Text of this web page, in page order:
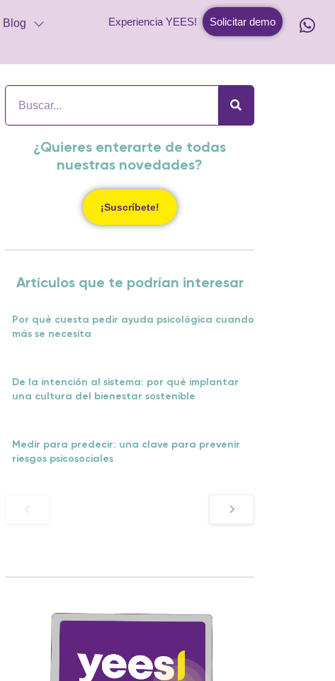
Blog Experiencia YEES! Solicitar demo
¿Quieres enterarte de todas
nuestras novedades?
¡Suscríbete!
Artículos que te podrían interesar
Por qué cuesta pedir ayuda psicológica cuando
más se necesita
De la intención al sistema: por qué implantar
una cultura del bienestar sostenible
Medir para predecir: una clave para prevenir
riesgos psicosociales